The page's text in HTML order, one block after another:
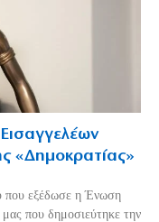
«Δημοκρατίας»
που εξέδωσε η Ένωση
που δημοσιεύτηκε την